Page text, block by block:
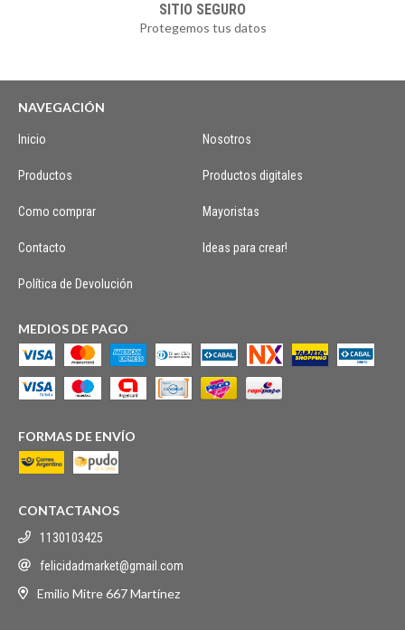
SITIO SEGURO
Protegemos tus datos
NAVEGACIÓN
Inicio Nosotros
Productos Productos digitales
Como comprar Mayoristas
Contacto Ideas para crear!
Política de Devolución
MEDIOS DE PAGO
FORMAS DE ENVÍO
CONTACTANOS
1130103425
felicidadmarket@gmail.com
Emilio Mitre 667 Martínez